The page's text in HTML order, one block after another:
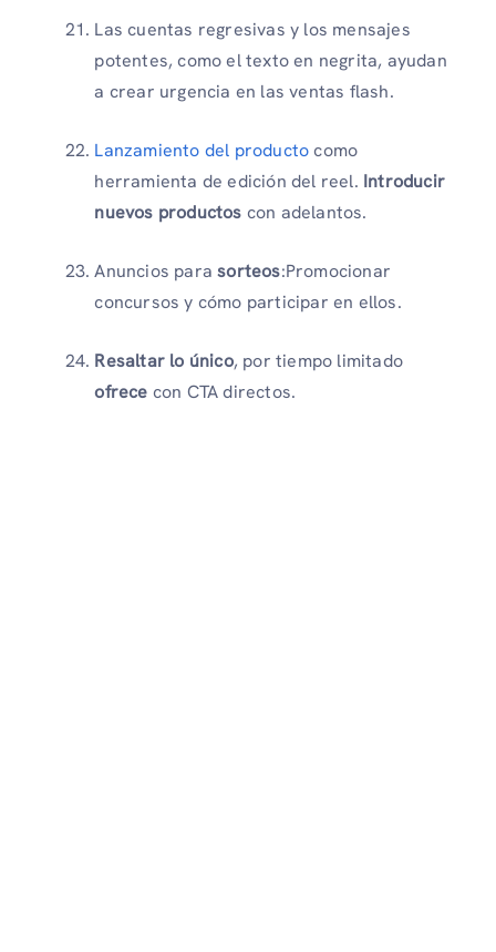
Las cuentas regresivas y los mensajes
potentes, como el texto en negrita, ayudan
a crear urgencia en las ventas flash.
Lanzamiento del productocomo
herramienta de edición del reel. Introducir
nuevos productos con adelantos.
Anuncios parasorteos:Promocionar
concursos y cómo participar en ellos.
Resaltar lo único, por tiempo limitado
ofrece con CTA directos.